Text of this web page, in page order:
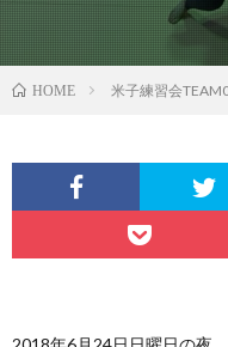
HOME 米子練習会